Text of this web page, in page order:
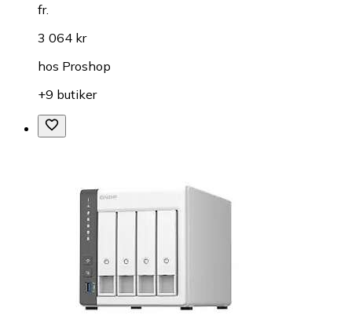
fr.
3 064 kr
hos Proshop
+9 butiker